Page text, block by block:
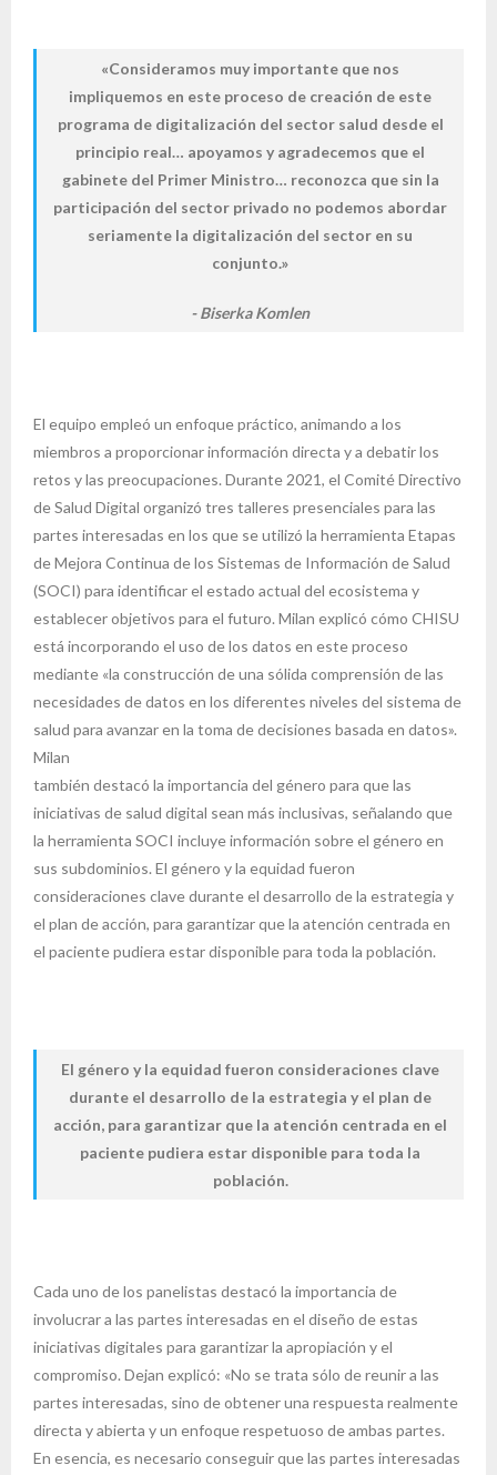
«Consideramos muy importante que nos
impliquemos en este proceso de creación de este
programa de digitalización del sector salud desde el
principio real… apoyamos y agradecemos que el
gabinete del Primer Ministro… reconozca que sin la
participación del sector privado no podemos abordar
seriamente la digitalización del sector en su
conjunto.»
Biserka Komlen
El equipo empleó un enfoque práctico, animando a los
miembros a proporcionar información directa y a debatir los
retos y las preocupaciones. Durante 2021, el Comité Directivo
de Salud Digital organizó tres talleres presenciales para las
partes interesadas en los que se utilizó la herramienta Etapas
de Mejora Continua de los Sistemas de Información de Salud
(SOCI) para identificar el estado actual del ecosistema y
establecer objetivos para el futuro. Milan explicó cómo CHISU
está incorporando el uso de los datos en este proceso
mediante «la construcción de una sólida comprensión de las
necesidades de datos en los diferentes niveles del sistema de
salud para avanzar en la toma de decisiones basada en datos».
Milan
también destacó la importancia del género para que las
iniciativas de salud digital sean más inclusivas, señalando que
la herramienta SOCI incluye información sobre el género en
sus subdominios. El género y la equidad fueron
consideraciones clave durante el desarrollo de la estrategia y
el plan de acción, para garantizar que la atención centrada en
el paciente pudiera estar disponible para toda la población.
El género y la equidad fueron consideraciones clave
durante el desarrollo de la estrategia y el plan de
acción, para garantizar que la atención centrada en el
paciente pudiera estar disponible para toda la
población.
Cada uno de los panelistas destacó la importancia de
involucrar a las partes interesadas en el diseño de estas
iniciativas digitales para garantizar la apropiación y el
compromiso. Dejan explicó: «No se trata sólo de reunir a las
partes interesadas, sino de obtener una respuesta realmente
directa y abierta y un enfoque respetuoso de ambas partes.
En esencia, es necesario conseguir que las partes interesadas